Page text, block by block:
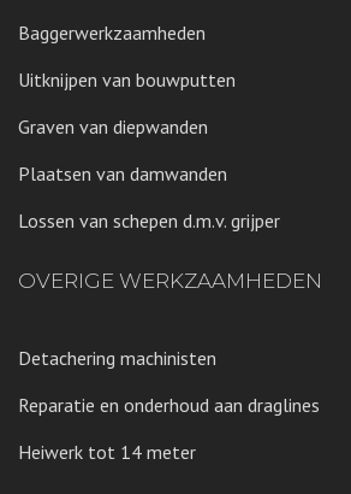
Baggerwerkzaamheden
Uitknijpen van bouwputten
Graven van diepwanden
Plaatsen van damwanden
Lossen van schepen d.m.v. grijper
OVERIGE WERKZAAMHEDEN
Detachering machinisten
Reparatie en onderhoud aan draglines
Heiwerk tot 14 meter